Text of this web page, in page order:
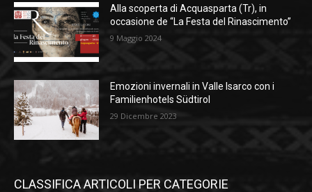
Alla scoperta di Acquasparta (Tr), in
occasione de “La Festa del Rinascimento”
9 Maggio 2024
Emozioni invernali in Valle Isarco con i
Familienhotels Südtirol
29 Dicembre 2023
CLASSIFICA ARTICOLI PER CATEGORIE